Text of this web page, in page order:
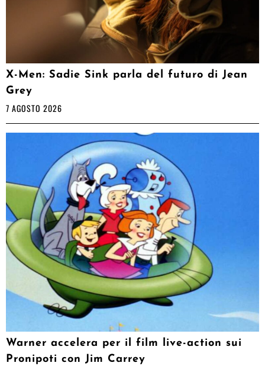
X-Men: Sadie Sink parla del futuro di Jean
Grey
7 AGOSTO 2026
Warner accelera per il film live-action sui
Pronipoti con Jim Carrey